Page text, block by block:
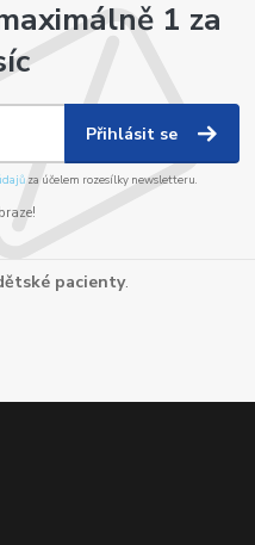
1 za
Přihlásit se
za účelem rozesílky newsletteru.
pacienty.